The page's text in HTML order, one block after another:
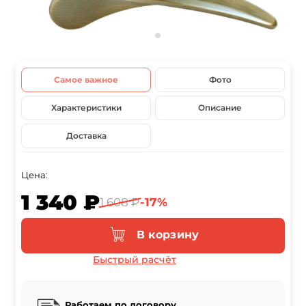
Самое важное Фото
Характеристики Описание
Доставка
Цена:
1 340 ₽1 608 ₽-17%
В корзину
Быстрый расчёт